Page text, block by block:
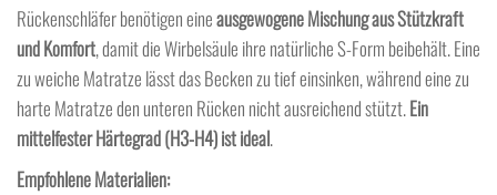
Rückenschläfer benötigen eineausgewogene Mischung aus Stützkraft
und Komfort, damit die Wirbelsäule ihre natürliche S-Form beibehält. Eine
zu weiche Matratze lässt das Becken zu tief einsinken, während eine zu
harte Matratze den unteren Rücken nicht ausreichend stützt.Ein
mittelfester Härtegrad (H3-H4) ist ideal.
Empfohlene Materialien: